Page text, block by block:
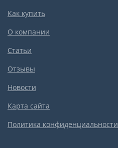
Как купить
О компании
Статьи
Отзывы
Новости
Карта сайта
Политика конфиденциальности